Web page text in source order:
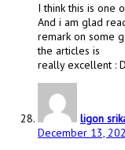
I think this is one
And i am glad
remark on some
the articles is
really excellent :
ligon
December 13,